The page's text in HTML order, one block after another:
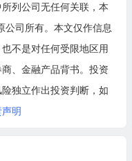
列公司无任何关联，本
司所有。本文仅作信息
不是对任何受限地区用
、金融产品背书。投资
独立作出投资判断，如
明